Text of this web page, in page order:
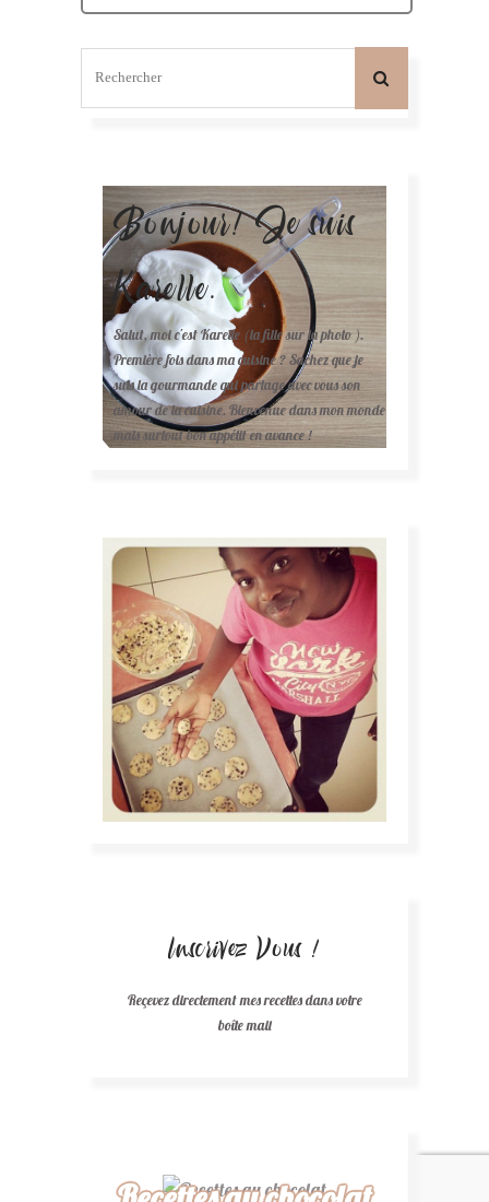
Bonjour! Je suis
Karelle.
Salut, moi c'est Karelle (la fille sur la photo ).
Première fois dans ma cuisine ? Sachez que je
suis la gourmande qui partage avec vous son
amour de la cuisine. Bienvenue dans mon monde
mais surtout bon appétit en avance !
Inscrivez Vous !
Reçevez directement mes recettes dans votre
boîte mail